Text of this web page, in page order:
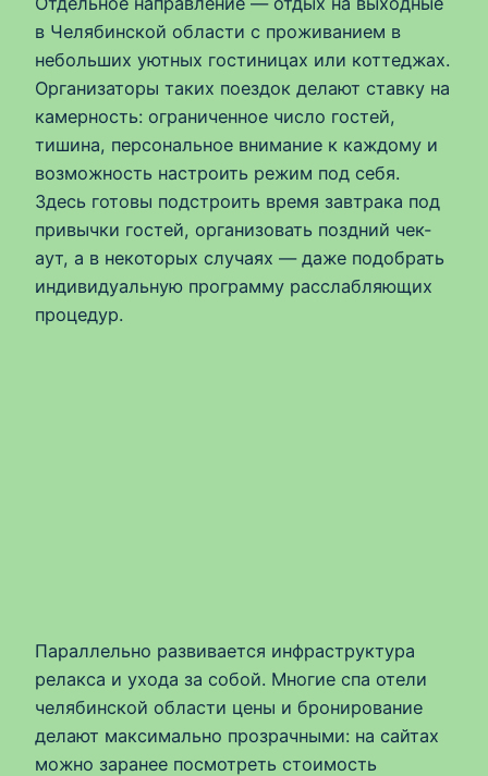
в Челябинской области с проживанием в
небольших уютных гостиницах или коттеджах.
Организаторы таких поездок делают ставку на
камерность: ограниченное число гостей,
тишина, персональное внимание к каждому и
возможность настроить режим под себя.
Здесь готовы подстроить время завтрака под
привычки гостей, организовать поздний чек-
аут, а в некоторых случаях — даже подобрать
индивидуальную программу расслабляющих
процедур.
Параллельно развивается инфраструктура
релакса и ухода за собой. Многие спа отели
челябинской области цены и бронирование
делают максимально прозрачными: на сайтах
можно заранее посмотреть стоимость